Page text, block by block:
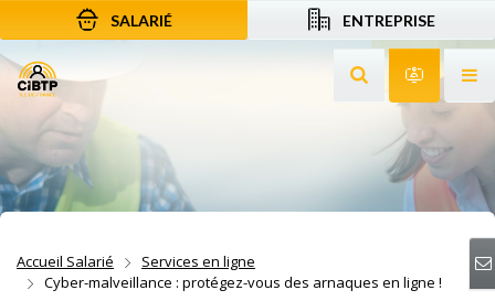
Aller au contenu
Aller à la recherche
Aller à la navigation
SALARIÉ ENTREPRISE
Rechercher sur
Accueil Salarié
Services en ligne
Cyber-malveillance : protégez-vous des arnaques en ligne !